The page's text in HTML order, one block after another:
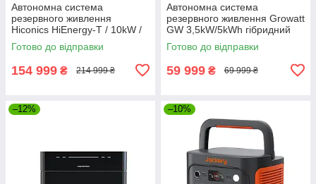
Автономна система
резервного живлення
Hiconics HiEnergy-T / 10kW /
10.2kWh / LiFePO4 (HEC2-
T10.10)
Готово до відправки
154 999 ₴ 214 999 ₴
Автономна система
резервного живлення Growatt
GW 3,5kW/5kWh гібридний
інвертор + батарея +
комплект кабелів (GW-
Готово до відправки
59 999 ₴ 69 999 ₴
–12% –10%